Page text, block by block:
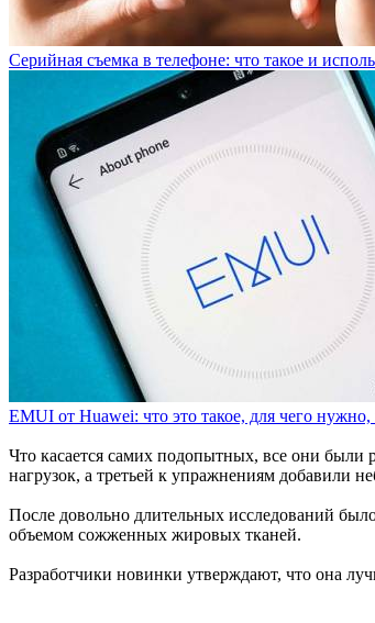
Серийная съемка в телефоне: что такое и
EMUI от Huawei: что это такое, для чего
Что касается самих подопытных, все они были
нагрузок, а третьей к упражнениям добавили
После довольно длительных исследований
объемом сожженных жировых тканей.
Разработчики новинки утверждают, что она